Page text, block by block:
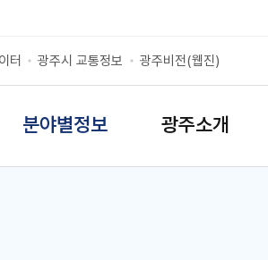
터 광주시 교통정보 광주비전(웹진)
분야별정보 광주소개